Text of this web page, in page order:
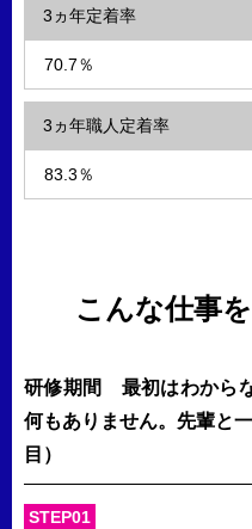
3ヵ年定着率
70.7％
3ヵ年職人定着率
83.3％
こんな仕事
研修期間 最初はわから
何もありません。先輩と
目）
STEP01